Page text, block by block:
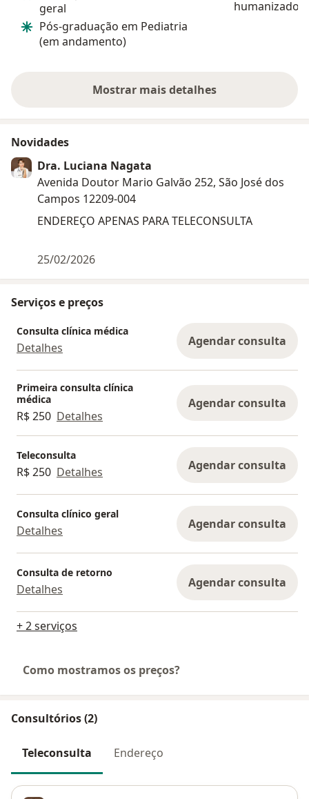
geral
Pós-graduação em Pediatria
(em andamento)
humanizado,
Mostrar mais detalhes
sobre a experiência
Novidades
Dra. Luciana Nagata
Avenida Doutor Mario Galvão 252, São José dos
Campos 12209-004
ENDEREÇO APENAS PARA TELECONSULTA
25/02/2026
Serviços e preços
Consulta clínica médica
Detalhes Agendar consulta
Primeira consulta clínica
médica
R$ 250 Detalhes
Agendar consulta
Teleconsulta
R$ 250 Detalhes Agendar consulta
Consulta clínico geral
Detalhes Agendar consulta
Consulta de retorno
Detalhes Agendar consulta
+ 2 serviços
Como mostramos os preços?
Consultórios (2)
Teleconsulta Endereço